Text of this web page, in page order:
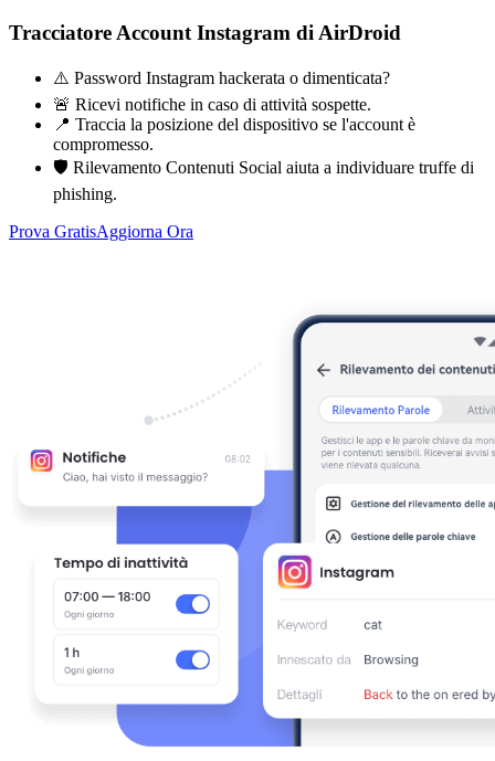
Tracciatore Account Instagram di AirDroid
⚠️ Password Instagram hackerata o dimenticata?
🚨 Ricevi notifiche in caso di attività sospette.
📍 Traccia la posizione del dispositivo se l'account è
compromesso.
🛡️ Rilevamento Contenuti Social aiuta a individuare truffe di
phishing.
Prova GratisAggiorna Ora